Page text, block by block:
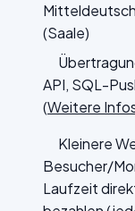
(Saale)
API, SQL-
(Weitere
Kleinere
Besucher/
Laufzeit